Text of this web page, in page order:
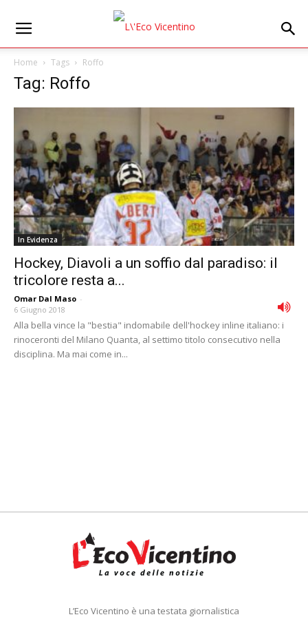
Home Tags Roffo
Tag: Roffo
In Evidenza
Hockey, Diavoli a un soffio dal paradiso: il
tricolore resta a...
Omar Dal Maso -
6 Giugno 2018
Alla bella vince la "bestia" indomabile dell'hockey inline italiano: i
rinoceronti del Milano Quanta, al settimo titolo consecutivo nella
disciplina. Ma mai come in...
L’Eco Vicentino è una testata giornalistica